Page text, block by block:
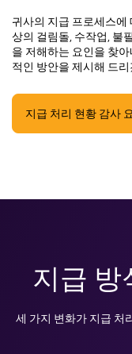
귀사의 지급 프로세스에
상의 걸림돌, 수작업, 불
을 저해하는 요인을 찾
적인 방안을 제시해 드리
지급 처리 현황 감사
지급 방
세 가지 변화가 지급 처